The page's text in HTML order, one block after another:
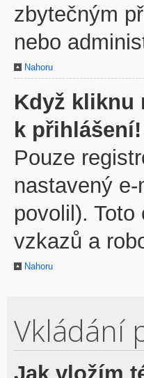
zbytečným
nebo
Nahoru
Když kliknu
k přihlášení!
Pouze
nastavený
povolil).
vzkazů a
Nahoru
Vkládání